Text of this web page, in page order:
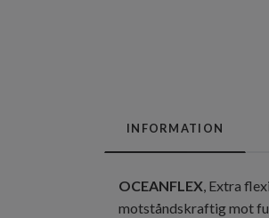
INFORMATION
OCEANFLEX, Extra
motståndskraftig mot